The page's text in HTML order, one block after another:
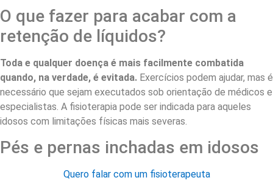
O que fazer para acabar com a
retenção de líquidos?
Toda e qualquer doença é mais facilmente combatida
quando, na verdade, é evitada. Exercícios podem ajudar, mas é
necessário que sejam executados sob orientação de médicos e
especialistas. A fisioterapia pode ser indicada para aqueles
idosos com limitações físicas mais severas.
Pés e pernas inchadas em idosos
Quero falar com um fisioterapeuta